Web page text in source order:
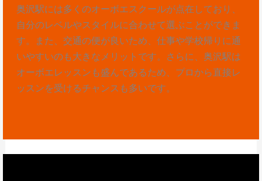
奥沢駅には多くのオーボエスクールが点在しており、
自分のレベルやスタイルに合わせて選ぶことができま
す。また、交通の便が良いため、仕事や学校帰りに通
いやすいのも大きなメリットです。さらに、奥沢駅は
オーボエレッスンも盛んであるため、プロから直接レ
ッスンを受けるチャンスも多いです。